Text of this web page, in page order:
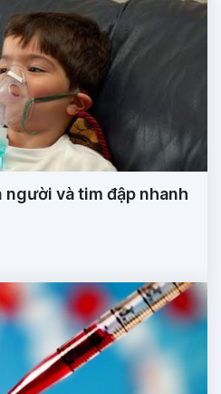
và tim đập nhanh